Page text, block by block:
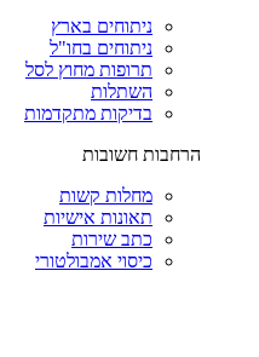
ניתוחים בארץ
ניתוחים בחו"ל
תרופות מחוץ לסל
השתלות
בדיקות מתקדמות
הרחבות חשובות
מחלות קשות
תאונות אישיות
כתב שירות
כיסוי אמבולטורי